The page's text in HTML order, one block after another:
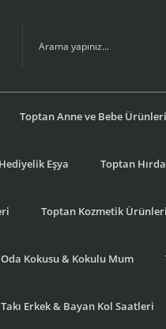
Toptan Anne ve Bebe Ürünleri
Eşya Toptan
Toptan Kozmetik Ürünleri
Kokusu & Kokulu Mum
Erkek & Bayan Kol Saatleri